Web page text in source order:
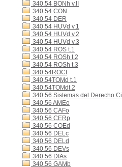
340.54 BONh v.II
340.54 CON
340.54 DER
340.54 HUVd v.1
340.54 HUVd v.2
340.54 HUVd v.3
340.54 ROS t.1
340.54 ROSh t.2
340.54 ROSh t.3
340.54ROCt
340.54TOMd t.1
340.54TOMdt.2
340.56 Sistemas del Derecho
340.56 AMEo
340.56 CAFo
340.56 CERp
340.56 COEd
340.56 DELc
340.56 DELd
340.56 DEVs
340.56 DIAs
340.56 GAMb